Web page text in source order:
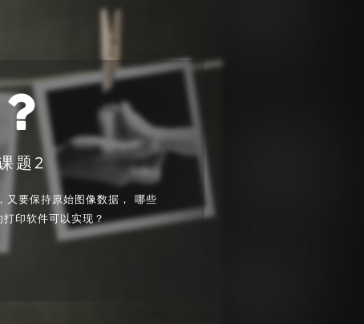
题2
又要保持原始图像数据， 哪些
印软件可以实现？